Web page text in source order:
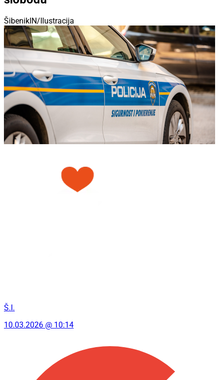
ŠibenikIN/Ilustracija
Š.I.
10.03.2026 @ 10:14